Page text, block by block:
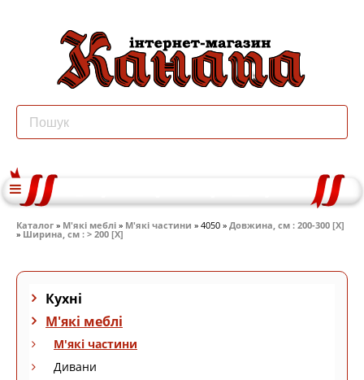
Каталог » М'які меблі » М'які частини » 4050 » Довжина, см : 200-300 [X]
» Ширина, см : > 200 [X]
Кухні
М'які меблі
М'які частини
Дивани